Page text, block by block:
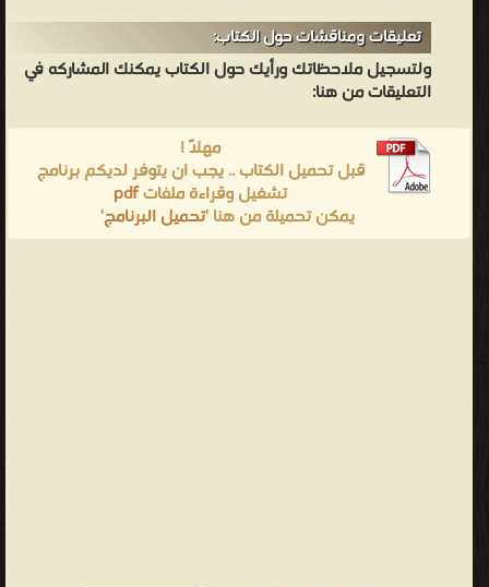
تعليقات ومناقشات حول الكتاب:
ولتسجيل ملاحظاتك ورأيك حول الكتاب يمكنك المشاركه في
التعليقات من هنا:
مهلاً !
قبل تحميل الكتاب .. يجب ان يتوفر لديكم برنامج
تشغيل وقراءة ملفاتpdf
يمكن تحميلة من هنا 'تحميل البرنامج'